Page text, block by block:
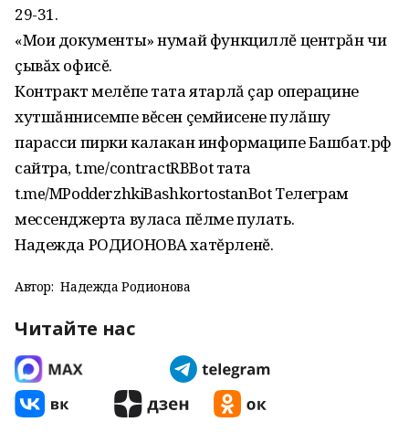
29-31.
«Мои документы» нумай функциллĕ центрăн чи
çывăх офисĕ.
Контракт мелĕпе тата ятарлă çар операцине
хутшăннисемпе вĕсен çемйисене пулăшу
парасси пирки калакан информаципе Башбат.рф
сайтра, t.me/contractRBBot тата
t.me/MPodderzhkiBashkortostanBot Телеграм
мессенджерта вуласа пĕлме пулать.
Надежда РОДИОНОВА хатĕрленĕ.
Автор: Надежда Родионова
Читайте нас